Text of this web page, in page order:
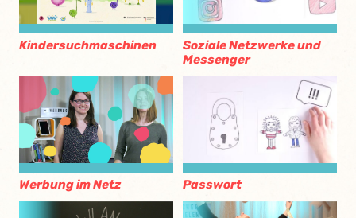
Kindersuchmaschinen
Soziale Netzwerke und
Messenger
Werbung im Netz Passwort